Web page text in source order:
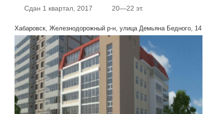
Сдан 1 квартал, 2017 20—22 эт.
Хабаровск, Железнодорожный р-н, улица Демьяна Бедного, 14